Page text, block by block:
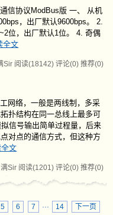
信协议ModBus版 一、 从机
，出厂默认9600bps。 2.
位，出厂默认1位。 4. 奇偶
全文
Sir 阅读(18142) 评论(0) 推荐(0)
网络，一般是两线制，多采
扑结构在同一总线上最多可
信号输出简单过程量，后来
对点的通信方式，但这种方
文
Sir 阅读(1201) 评论(0) 推荐(0)
5 6 7 ··· 14 下一页